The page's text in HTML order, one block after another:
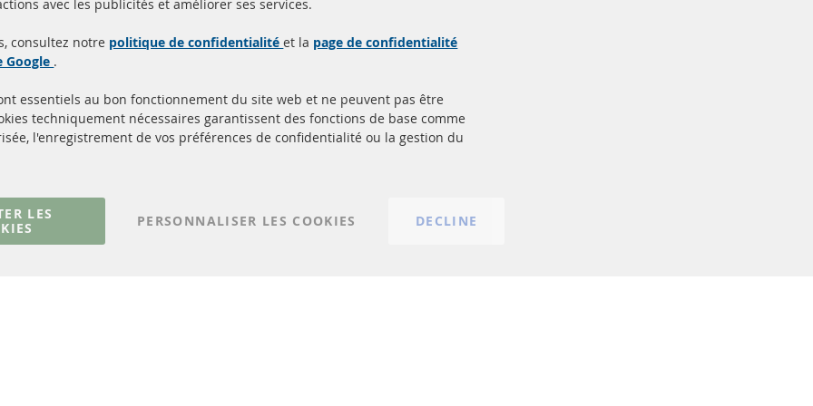
en 24 heures
en stock
homologuées avec la marque
d'homologation e
Links
Filtres à particules diesel (FPD)
Matériel de montage
Service Clients
à propos de nous
Résilier le contrat
avec les publicités et améliorer ses services.
consultez notre politique de confidentialitéet la page de confidentialité
Google .
essentiels au bon fonctionnement du site web et ne peuvent pas être
techniquement nécessaires garantissent des fonctions de base comme
l'enregistrement de vos préférences de confidentialité ou la gestion du
LES
PERSONNALISER LES COOKIES DECLINE